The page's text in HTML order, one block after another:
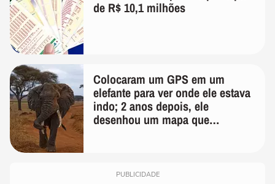
de R$ 10,1 milhões
Colocaram um GPS em um
elefante para ver onde ele estava
indo; 2 anos depois, ele
desenhou um mapa que
PUBLICIDADE